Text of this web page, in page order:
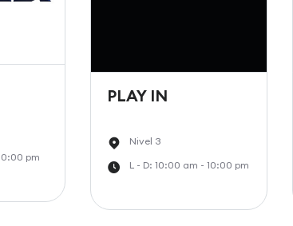
pm
PLAY IN
Nivel 3
L - D: 10:00 am - 10:00 pm